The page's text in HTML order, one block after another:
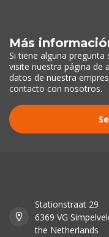
Más
Si tiene alguna
visite nuestra página de
datos de nuestra
contacto con nosotros.
Stationstraat 29
6369 VG
the Netherlands